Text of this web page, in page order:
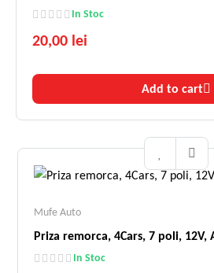
In Stoc
20,00 lei
Add to cart
Mufe Auto
Priza remorca, 4Cars, 7 poli, 12V,
In Stoc